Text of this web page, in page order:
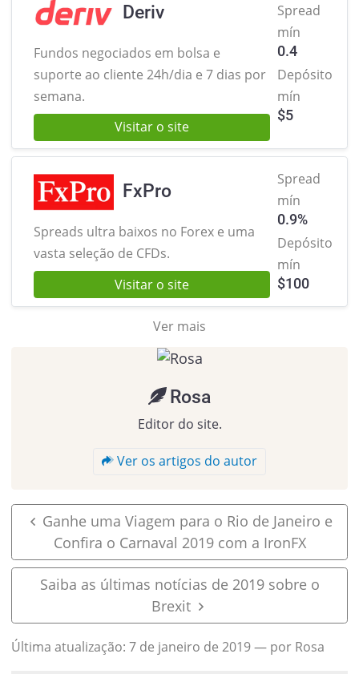
Deriv
Fundos negociados em bolsa e
suporte ao cliente 24h/dia e 7 dias por
semana.
Visitar o site
Spread
mín
0.4
Depósito
mín
$5
FxPro
Spreads ultra baixos no Forex e uma
vasta seleção de CFDs.
Visitar o site
Spread
mín
0.9%
Depósito
mín
$100
Ver mais
Rosa
Editor do site.
Ver os artigos do autor
Ganhe uma Viagem para o Rio de Janeiro e
Confira o Carnaval 2019 com a IronFX
Saiba as últimas notícias de 2019 sobre o
Brexit
Última atualização: 7 de janeiro de 2019— por Rosa